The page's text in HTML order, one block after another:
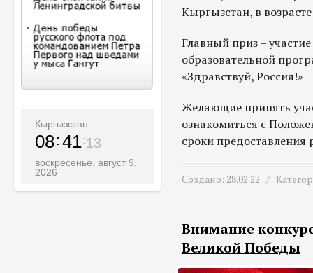
Кыргызстан
08 41 15
воскресенье, август 9,
2026
Кыргызстан, в
Главный приз –
образовательной
«Здравствуй, Россия!»
Желающие принять
ознакомиться с
сроки предоставления
Создано: 28.02.22 /
Внимание
Великой Победы